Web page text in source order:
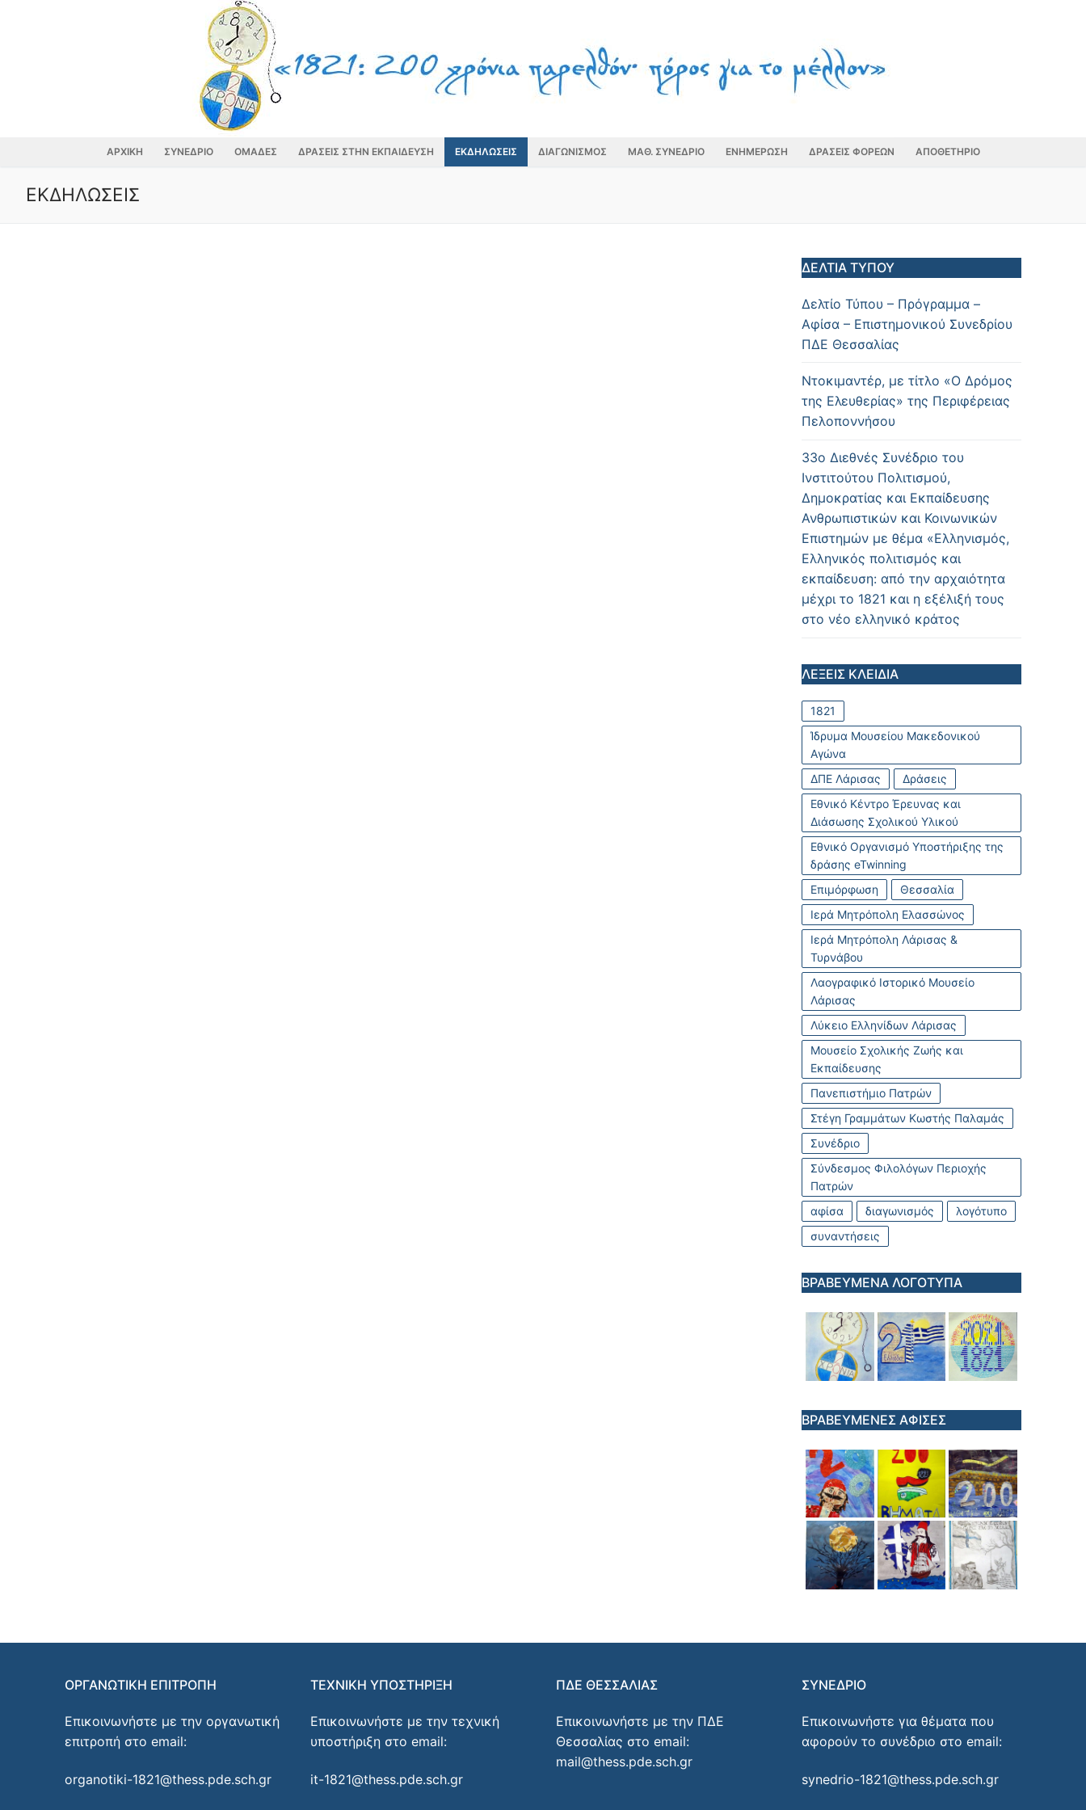
ΑΡΧΙΚΗ ΣΥΝΕΔΡΙΟ ΟΜΑΔΕΣ ΔΡΑΣΕΙΣ ΣΤΗΝ ΕΚΠΑΙΔΕΥΣΗ ΕΚΔΗΛΩΣΕΙΣ ΔΙΑΓΩΝΙΣΜΟΣ ΜΑΘ. ΣΥΝΕΔΡΙΟ ΕΝΗΜΕΡΩΣΗ ΔΡΑΣΕΙΣ ΦΟΡΕΩΝ ΑΠΟΘΕΤΗΡΙΟ
ΕΚΔΗΛΩΣΕΙΣ
ΔΕΛΤΙΑ ΤΥΠΟΥ
Δελτίο Τύπου – Πρόγραμμα –
Αφίσα – Επιστημονικού Συνεδρίου
ΠΔΕ Θεσσαλίας
Ντοκιμαντέρ, με τίτλο «Ο Δρόμος
της Ελευθερίας» της Περιφέρειας
Πελοποννήσου
33ο Διεθνές Συνέδριο του
Ινστιτούτου Πολιτισμού,
Δημοκρατίας και Εκπαίδευσης
Ανθρωπιστικών και Κοινωνικών
Επιστημών με θέμα «Ελληνισμός,
Ελληνικός πολιτισμός και
εκπαίδευση: από την αρχαιότητα
μέχρι το 1821 και η εξέλιξή τους
στο νέο ελληνικό κράτος
ΛΕΞΕΙΣ ΚΛΕΙΔΙΑ
1821
Ίδρυμα Μουσείου Μακεδονικού
Αγώνα
ΔΠΕ Λάρισας
Δράσεις
Εθνικό Κέντρο Έρευνας και
Διάσωσης Σχολικού Υλικού
Εθνικό Οργανισμό Υποστήριξης της
δράσης eTwinning
Επιμόρφωση
Θεσσαλία
Ιερά Μητρόπολη Ελασσώνος
Ιερά Μητρόπολη Λάρισας &
Τυρνάβου
Λαογραφικό Ιστορικό Μουσείο
Λάρισας
Λύκειο Ελληνίδων Λάρισας
Μουσείο Σχολικής Ζωής και
Εκπαίδευσης
Πανεπιστήμιο Πατρών
Στέγη Γραμμάτων Κωστής Παλαμάς
Συνέδριο
Σύνδεσμος Φιλολόγων Περιοχής
Πατρών
αφίσα
διαγωνισμός
λογότυπο
συναντήσεις
ΒΡΑΒΕΥΜΕΝΑ ΛΟΓΟΤΥΠΑ
ΒΡΑΒΕΥΜΕΝΕΣ ΑΦΙΣΕΣ
ΟΡΓΑΝΩΤΙΚΗ ΕΠΙΤΡΟΠΗ
Επικοινωνήστε με την οργανωτική
επιτροπή στο email:
organotiki-1821@thess.pde.sch.gr
ΤΕΧΝΙΚΗ ΥΠΟΣΤΗΡΙΞΗ
Επικοινωνήστε με την τεχνική
υποστήριξη στο email:
it-1821@thess.pde.sch.gr
ΠΔΕ ΘΕΣΣΑΛΙΑΣ
Επικοινωνήστε με την ΠΔΕ
Θεσσαλίας στο email:
mail@thess.pde.sch.gr
ΣΥΝΕΔΡΙΟ
Επικοινωνήστε για θέματα που
αφορούν το συνέδριο στο email:
synedrio-1821@thess.pde.sch.gr